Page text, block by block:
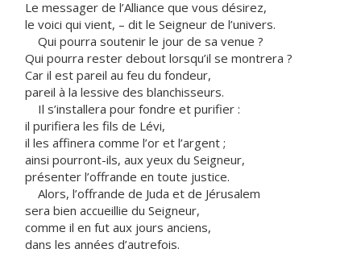
Le messager de l’Alliance que vous désirez,
le voici qui vient, – dit le Seigneur de l’univers.
Qui pourra soutenir le jour de sa venue ?
Qui pourra rester debout lorsqu’il se montrera ?
Car il est pareil au feu du fondeur,
pareil à la lessive des blanchisseurs.
Il s’installera pour fondre et purifier :
il purifiera les fils de Lévi,
il les affinera comme l’or et l’argent ;
ainsi pourront-ils, aux yeux du Seigneur,
présenter l’offrande en toute justice.
Alors, l’offrande de Juda et de Jérusalem
sera bien accueillie du Seigneur,
comme il en fut aux jours anciens,
dans les années d’autrefois.